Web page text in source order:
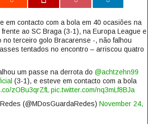
em contacto com a bola em 40 ocasiões na
ao SC Braga (3-1), na Europa League e
no terceiro golo Bracarense -, não falhou
tentados no encontro – arriscou quatro
um passe na derrota do @achtzehn99
(3-1), e esteve em contacto com a bola
zOBu3qrZfL pic.twitter.com/nq3mLf8BJa
(@MDosGuardaRedes) November 24,